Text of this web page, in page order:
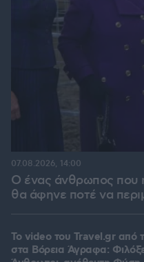
Ο ένας άνθρωπος που
θα άφηνε ποτέ να
07.08.2026, 14:00
To video του Travel.gr από
στα Βόρεια Άγραφα: